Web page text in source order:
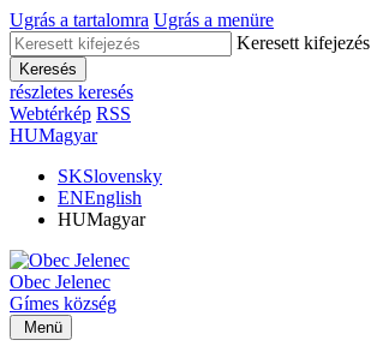
Ugrás a tartalomra Ugrás a menüre
Keresett kifejezés
Keresés
részletes keresés
Webtérkép RSS
HUMagyar
SKSlovensky
ENEnglish
HUMagyar
Obec Jelenec
Gímes község
Menü